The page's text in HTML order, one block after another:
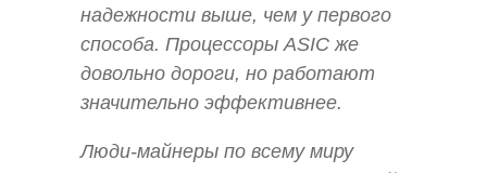
надежности выше, чем у первого
способа. Процессоры ASIC же
довольно дороги, но работают
значительно эффективнее.
Люди-майнеры по всему миру